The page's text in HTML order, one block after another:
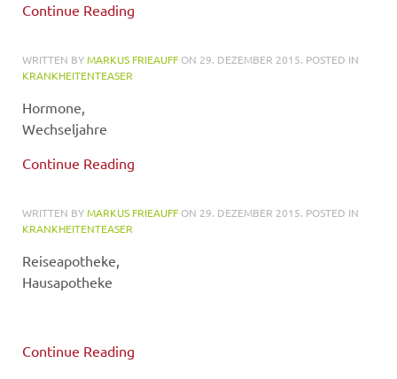
Continue Reading
WRITTEN BYMARKUS FRIEAUFF ON 29. DEZEMBER 2015. POSTED IN
KRANKHEITENTEASER
Hormone,
Wechseljahre
Continue Reading
WRITTEN BYMARKUS FRIEAUFF ON 29. DEZEMBER 2015. POSTED IN
KRANKHEITENTEASER
Reiseapotheke,
Hausapotheke
Continue Reading